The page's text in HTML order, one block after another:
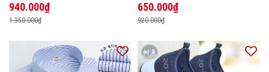
940.000₫
1.350.000₫
650.000₫
920.000₫